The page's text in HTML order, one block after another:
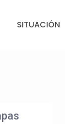
SITUACIÓN